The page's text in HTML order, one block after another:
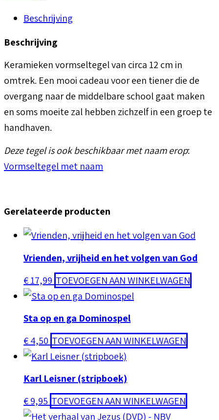
Beschrijving
Beschrijving
Keramieken vormseltegel van circa 12 cm in
omtrek. Een mooi cadeau voor een tiener die de
overgang naar de middelbare school gaat maken
en soms moeite zal hebben zichzelf in een groep te
handhaven.
Deze tegel is ook beschikbaar met naam erop:
Vormseltegel met naam
Gerelateerde producten
Vrienden, vrijheid en het volgen van God
€17,99 TOEVOEGEN AAN WINKELWAGEN
Sta op en ga Dominospel
€4,50 TOEVOEGEN AAN WINKELWAGEN
Karl Leisner (stripboek)
€9,95 TOEVOEGEN AAN WINKELWAGEN